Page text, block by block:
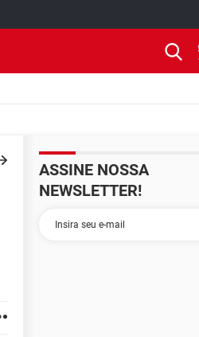
ASSINE NOSSA
NEWSLETTER!